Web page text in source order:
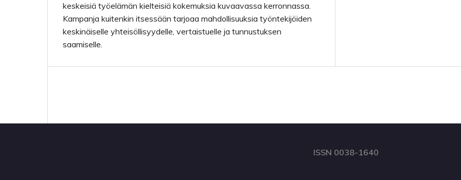
keskeisiä työelämän kielteisiä kokemuksia kuvaavassa kerronnassa.
Kampanja kuitenkin itsessään tarjoaa mahdollisuuksia työntekijöiden
keskinäiselle yhteisöllisyydelle, vertaistuelle ja tunnustuksen
saamiselle.
ISSN 0038-1640